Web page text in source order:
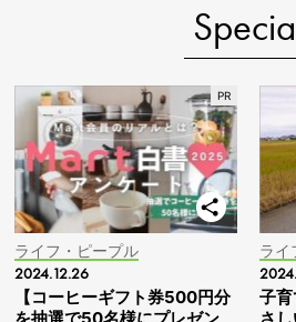
ライフ・ピープル
2024.12.26
【コーヒーギフト券500円分
ライ
子